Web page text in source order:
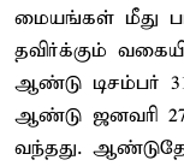
மையங்கள் மீது
தவிர்க்கும்
ஆண்டு டிசம்பர்
ஆண்டு ஜனவரி
வந்தது.